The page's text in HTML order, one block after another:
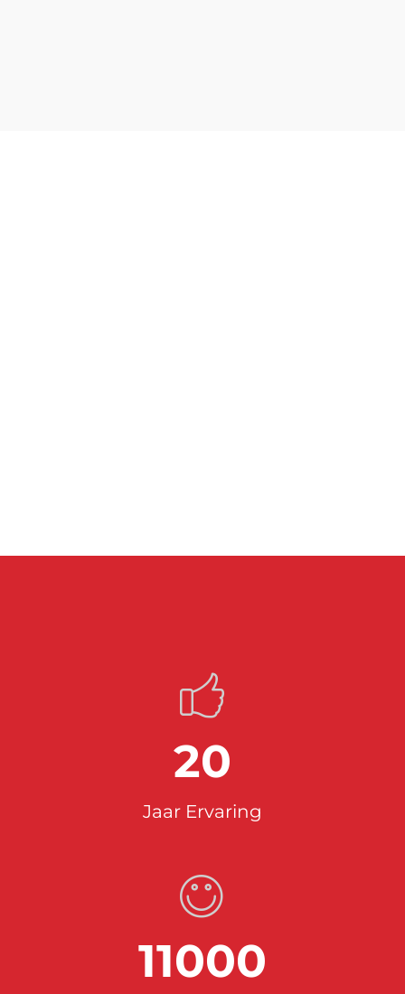
20
Jaar Ervaring
11000